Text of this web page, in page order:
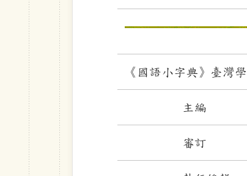
《國語小字典》臺灣
主編
審訂